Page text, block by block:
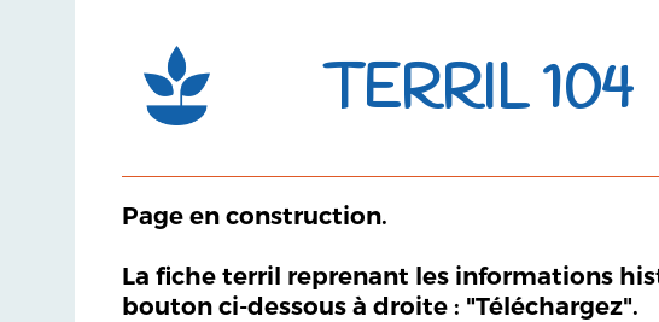
TERRIL 104
Page en construction.
La fiche terril reprenant les informations
bouton ci-dessous à droite : "Téléchargez".